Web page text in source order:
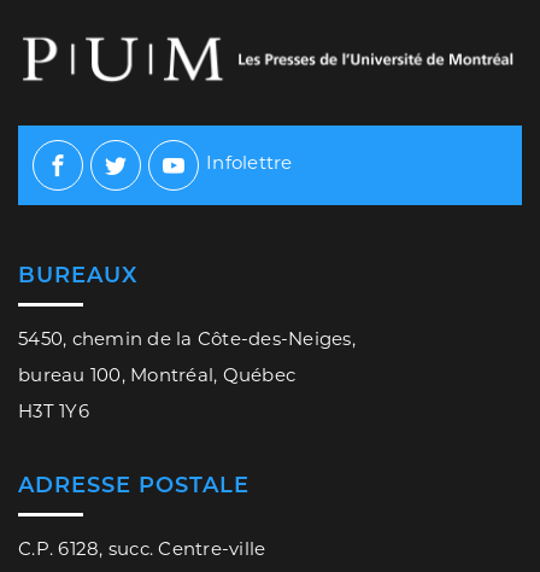
Facebook
TwitterYoutube
Infolettre
BUREAUX
5450, chemin de la Côte-des-Neiges,
bureau 100, Montréal, Québec
H3T 1Y6
ADRESSE POSTALE
C.P. 6128, succ. Centre-ville